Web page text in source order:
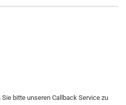
bitte unseren Callback Service zu